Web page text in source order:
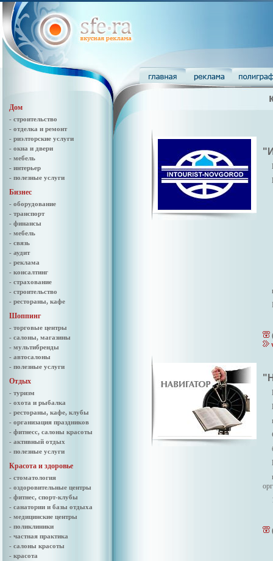
Дом
- строительство
- отделка и ремонт
- риэлторские услуги
- окна и двери
- мебель
- интерьер
- полезные услуги
Бизнес
- оборудование
- транспорт
- финансы
- мебель
- связь
- аудит
- реклама
- консалтинг
- страхование
- строительство
- рестораны, кафе
Шоппинг
- торговые центры
- салоны, магазины
- мультибренды
- автосалоны
- полезные услуги
Отдых
- туризм
- охота и рыбалка
- рестораны, кафе, клубы
- организация праздников
- фитнесс, салоны красоты
- активный отдых
- полезные услуги
Красота и здоровье
- стоматология
- оздоровительные центры
- фитнес, спорт-клубы
- санатории и базы отдыха
- медицинские центры
- поликлиники
- частная практика
- салоны красоты
- красота